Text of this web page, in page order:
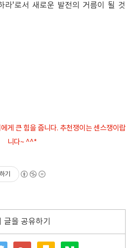
라'로서 새로운 발전의 거름이 될 것
게 큰 힘을 줍니다. 추천쟁이는 센스쟁이랍
니다~ ^^*
기
글을 공유하기